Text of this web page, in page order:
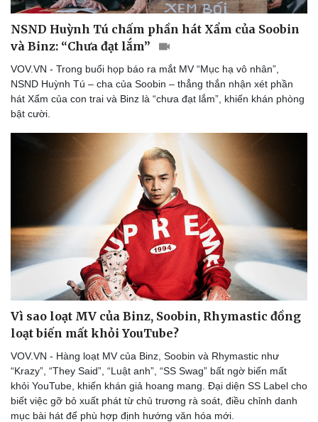
NSND Huỳnh Tú chấm phần hát Xẩm của Soobin
và Binz: “Chưa đạt lắm”
VOV.VN - Trong buổi họp báo ra mắt MV “Mục hạ vô nhân”,
NSND Huỳnh Tú – cha của Soobin – thẳng thắn nhận xét phần
hát Xẩm của con trai và Binz là “chưa đạt lắm”, khiến khán phòng
bật cười.
Vì sao loạt MV của Binz, Soobin, Rhymastic đồng
loạt biến mất khỏi YouTube?
VOV.VN - Hàng loạt MV của Binz, Soobin và Rhymastic như
“Krazy”, “They Said”, “Luật anh”, “SS Swag” bất ngờ biến mất
khỏi YouTube, khiến khán giả hoang mang. Đại diện SS Label cho
biết việc gỡ bỏ xuất phát từ chủ trương rà soát, điều chỉnh danh
mục bài hát để phù hợp định hướng văn hóa mới.